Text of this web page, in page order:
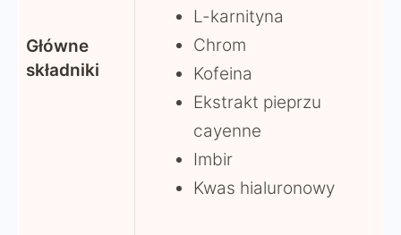
Główne
składniki
L-karnityna
Chrom
Kofeina
Ekstrakt pieprzu
cayenne
Imbir
Kwas hialuronowy